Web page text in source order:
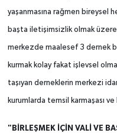
yaşanmasına rağmen bireysel
başta iletişimsizlik olmak üzere
merkezde maalesef 3 dernek
kurmak kolay fakat işlevsel
taşıyan derneklerin merkezi
kurumlarda temsil karmaşası ve
"BİRLEŞMEK İÇİN VALİ VE